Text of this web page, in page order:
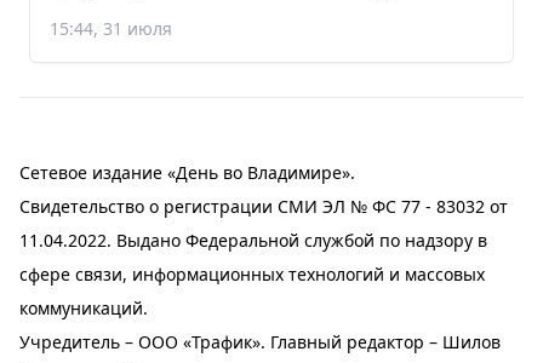
15:44, 31 июля
Сетевое издание «День во Владимире».
Свидетельство о регистрации СМИ ЭЛ № ФС 77 - 83032 от
11.04.2022. Выдано Федеральной службой по надзору в
сфере связи, информационных технологий и массовых
коммуникаций.
Учредитель – ООО «Трафик». Главный редактор – Шилов